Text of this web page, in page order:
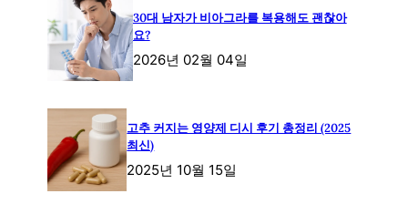
30대 남자가 비아그라를 복용해도 괜찮아
요?
2026년 02월 04일
고추 커지는 영양제 디시 후기 총정리 (2025
최신)
2025년 10월 15일